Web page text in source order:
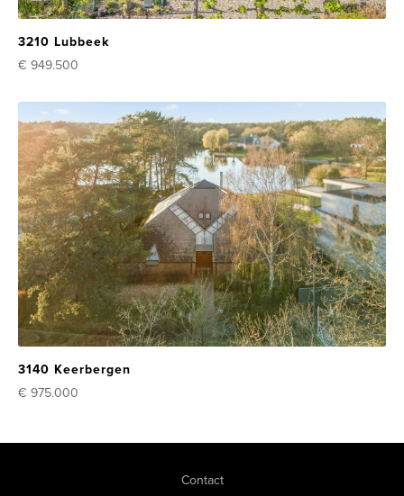
3210 Lubbeek
€ 949.500
3140 Keerbergen
€ 975.000
Contact